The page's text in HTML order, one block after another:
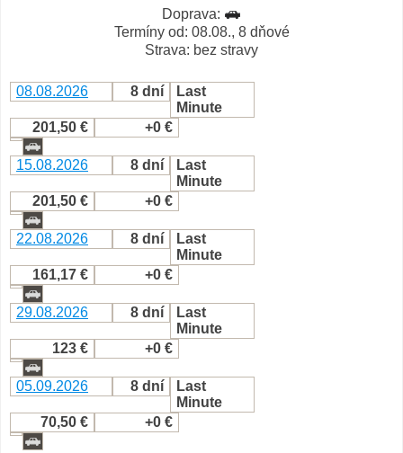
Doprava:
Termíny od: 08.08., 8 dňové
Strava: bez stravy
08.08.2026 8 dní
Last
Minute
201,50 €
+0 €
15.08.2026 8 dní
Last
Minute
201,50 €
+0 €
22.08.2026 8 dní
Last
Minute
161,17 €
+0 €
29.08.2026 8 dní
Last
Minute
123 €
+0 €
05.09.2026 8 dní
Last
Minute
70,50 €
+0 €